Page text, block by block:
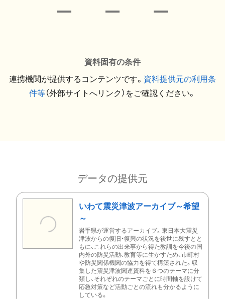
資料固有の条件
連携機関が提供するコンテンツです。 資料提供元の利用条
件等（外部サイトへリンク）をご確認ください。
データの提供元
いわて震災津波アーカイブ～希望
～
岩手県が運営するアーカイブ。東日本大震災
津波からの復旧・復興の状況を後世に残すとと
もに、これらの出来事から得た教訓を今後の国
内外の防災活動、教育等に生かすため、市町村
や防災関係機関の協力を得て構築された。収
集した震災津波関連資料を６つのテーマに分
類し、それぞれのテーマごとに時間軸を設けて
応急対策など活動ごとの流れも分かるように
している。